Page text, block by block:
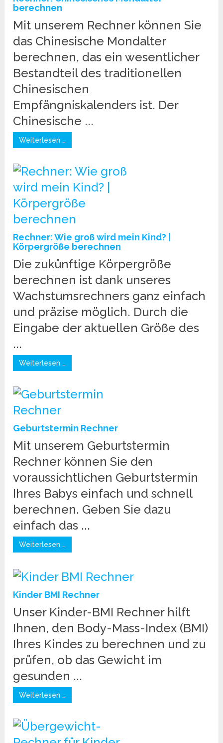
berechnen
Mit unserem Rechner können Sie
das Chinesische Mondalter
berechnen, das ein wesentlicher
Bestandteil des traditionellen
Chinesischen
Empfängniskalenders ist. Der
Chinesische ...
Weiterlesen …
Rechner: Wie groß wird mein Kind? |
Körpergröße berechnen
Die zukünftige Körpergröße
berechnen ist dank unseres
Wachstumsrechners ganz einfach
und präzise möglich. Durch die
Eingabe der aktuellen Größe des
...
Weiterlesen …
Geburtstermin Rechner
Mit unserem Geburtstermin
Rechner können Sie den
voraussichtlichen Geburtstermin
Ihres Babys einfach und schnell
berechnen. Geben Sie dazu
einfach das ...
Weiterlesen …
Kinder BMI Rechner
Unser Kinder-BMI Rechner hilft
Ihnen, den Body-Mass-Index (BMI)
Ihres Kindes zu berechnen und zu
prüfen, ob das Gewicht im
gesunden ...
Weiterlesen …